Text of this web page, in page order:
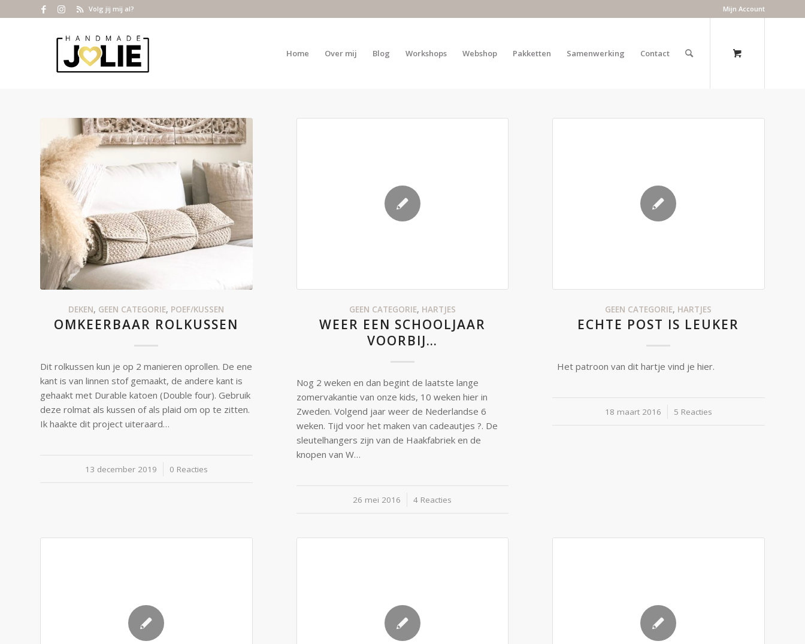
Mijn Account
Volg jij mij al?
Home Over mij Blog Workshops Webshop Pakketten Samenwerking Contact
DEKEN, GEEN CATEGORIE, POEF/KUSSEN
OMKEERBAAR ROLKUSSEN
Dit rolkussen kun je op 2 manieren oprollen. De ene
kant is van linnen stof gemaakt, de andere kant is
gehaakt met Durable katoen (Double four). Gebruik
deze rolmat als kussen of als plaid om op te zitten.
Ik haakte dit project uiteraard…
13 december 2019
/ 0 Reacties
GEEN CATEGORIE, HARTJES
WEER EEN SCHOOLJAAR
VOORBIJ…
Nog 2 weken en dan begint de laatste lange
zomervakantie van onze kids, 10 weken hier in
Zweden. Volgend jaar weer de Nederlandse 6
weken. Tijd voor het maken van cadeautjes ?. De
sleutelhangers zijn van de Haakfabriek en de
knopen van W…
26 mei 2016
/ 4 Reacties
GEEN CATEGORIE, HARTJES
ECHTE POST IS LEUKER
Het patroon van dit hartje vind je hier.
18 maart 2016
/ 5 Reacties